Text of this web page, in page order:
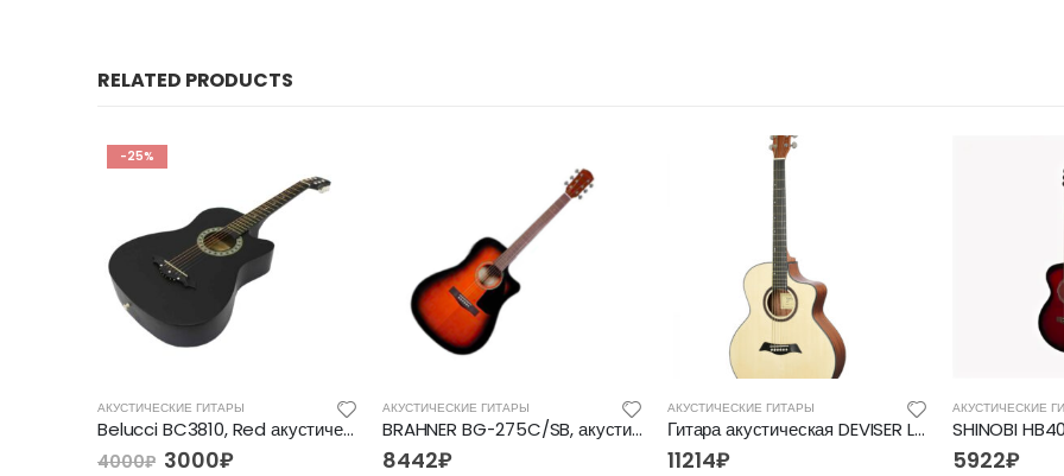
RELATED PRODUCTS
-25%
АКУСТИЧЕСКИЕ ГИТАРЫ
Belucci BC3810, Red акустическая гитара
4000₽ 3000₽
АКУСТИЧЕСКИЕ ГИТАРЫ
BRAHNER BG-275C/SB, акустическая гитара
8442₽
АКУСТИЧЕСКИЕ ГИТАРЫ
Гитара акустическая DEVISER LS-120N
11214₽
АКУСТИЧЕСКИЕ
5922₽